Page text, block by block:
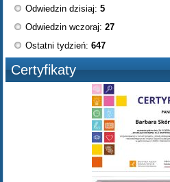
Odwiedzin dzisiaj:5
Odwiedzin wczoraj:27
Ostatni tydzień:647
Certyfikaty